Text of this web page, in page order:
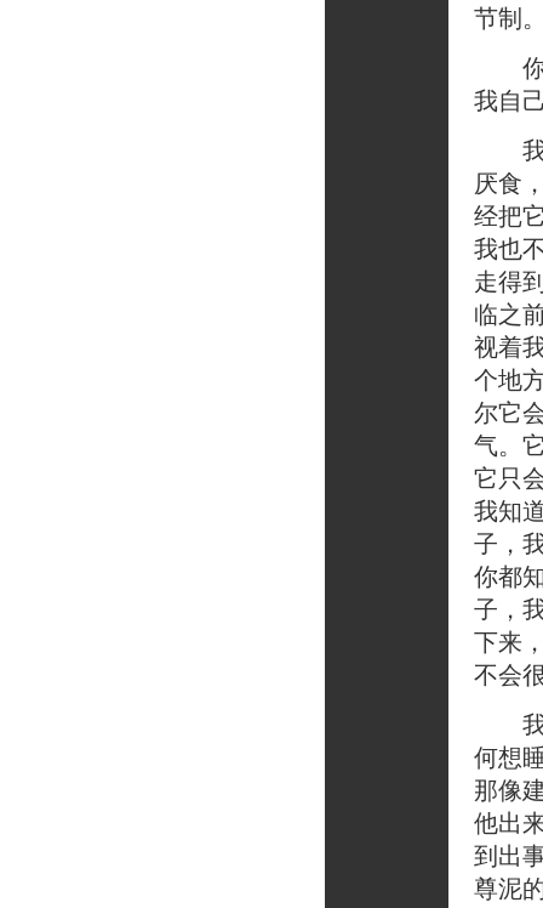
节制
你
我自
我
厌食
经把
我也
走得
临之
视着
个地
尔它
气。
它只
我知
子，
你都
子，
下来
不会
我
何想
那像
他出
到出
尊泥